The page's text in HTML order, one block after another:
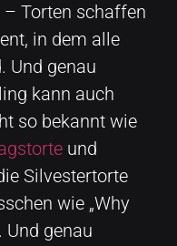
– Torten schaffen
in dem alle
Und genau
kann auch
so bekannt wie
und
Silvestertorte
wie „Why
Und genau